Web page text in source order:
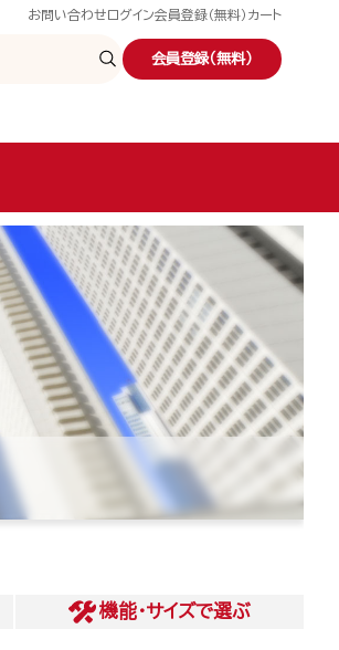
お問い合わせ ログイン会員登録（無料） カート
会員登録（無料）
機能・サイズで選ぶ